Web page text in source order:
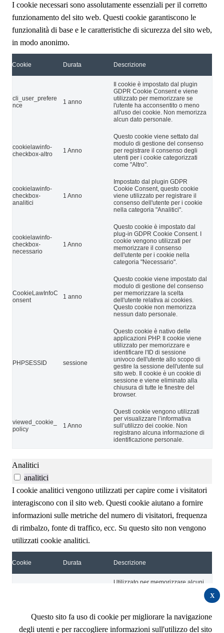
X
Questo sito fa uso di cookie per migliorare la navigazione
degli utenti e per raccogliere informazioni sull'utilizzo del sito
I cookie necessari sono assolutamente essenziali per il corretto
funzionamento del sito web. Questi cookie garantiscono le
funzionalità di base e le caratteristiche di sicurezza del sito web,
in modo anonimo.
Cookie Durata Descrizione
cli_user_prefere
nce
1 anno
Il cookie è impostato dal plugin
GDPR Cookie Consent e viene
utilizzato per memorizzare se
l'utente ha acconsentito o meno
all'uso dei cookie. Non memorizza
alcun dato personale.
cookielawinfo-
checkbox-altro
1 Anno
Questo cookie viene settato dal
modulo di gestione del consenso
per registrare il consenso degli
utenti per i cookie categorizzati
come "Altro".
cookielawinfo-
checkbox-
analitici
1 Anno
Impostato dal plugin GDPR
Cookie Consent, questo cookie
viene utilizzato per registrare il
consenso dell'utente per i cookie
nella categoria "Analitici".
cookielawinfo-
checkbox-
necessario
1 Anno
Questo cookie è impostato dal
plug-in GDPR Cookie Consent. I
cookie vengono utilizzati per
memorizzare il consenso
dell'utente per i cookie nella
categoria "Necessario".
CookieLawInfoC
onsent
1 anno
Questo cookie viene impostato dal
modulo di gestione del consenso
per memorizzare la scelta
dell'utente relativa ai cookies.
Questo cookie non memorizza
nessun dato personale.
PHPSESSID sessione
Questo cookie è nativo delle
applicazioni PHP. Il cookie viene
utilizzato per memorizzare e
identificare l'ID di sessione
univoco dell'utente allo scopo di
gestire la sessione dell'utente sul
sito web. Il cookie è un cookie di
sessione e viene eliminato alla
chiusura di tutte le finestre del
browser.
viewed_cookie_
policy
1 Anno
Questi cookie vengono utilizzati
per visualizzare l’informativa
sull’utilizzo dei cookie. Non
registrano alcuna informazione di
identificazione personale.
Analitici
analitici
I cookie analitici vengono utilizzati per capire come i visitatori
interagiscono con il sito web. Questi cookie aiutano a fornire
informazioni sulle metriche del numero di visitatori, frequenza
di rimbalzo, fonte di traffico, ecc. Su questo sito non vengono
utilizzati cookie analitici.
Cookie Durata Descrizione
Utilizzato per memorizzare alcuni
Utilizzato per memorizzare le
informazioni di attribuzione, il
referrer utilizzato inizialmente per